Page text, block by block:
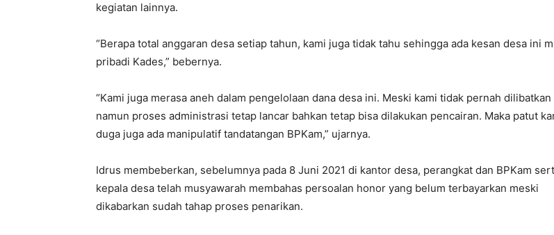
kegiatan lainnya.
“Berapa total anggaran desa setiap tahun, kami juga tidak tahu sehingga ada kesan desa ini
pribadi Kades,” bebernya.
“Kami juga merasa aneh dalam pengelolaan dana desa ini. Meski kami tidak pernah dilibatkan
namun proses administrasi tetap lancar bahkan tetap bisa dilakukan pencairan. Maka patut
duga juga ada manipulatif tandatangan BPKam,” ujarnya.
Idrus membeberkan, sebelumnya pada 8 Juni 2021 di kantor desa, perangkat dan BPKam
kepala desa telah musyawarah membahas persoalan honor yang belum terbayarkan meski
dikabarkan sudah tahap proses penarikan.